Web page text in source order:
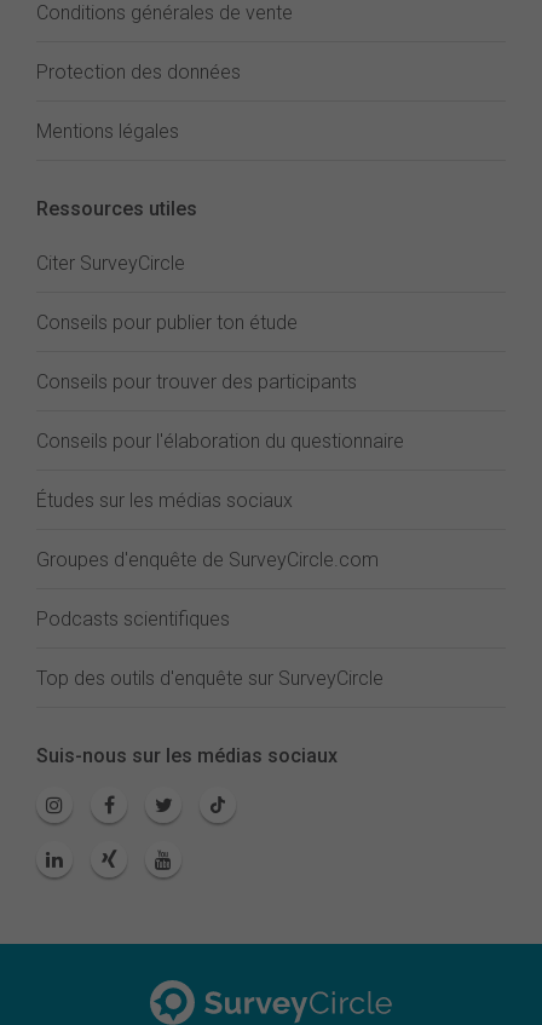
Conditions générales de vente
Protection des données
Mentions légales
Ressources utiles
Citer SurveyCircle
Conseils pour publier ton étude
Conseils pour trouver des participants
Conseils pour l'élaboration du questionnaire
Études sur les médias sociaux
Groupes d'enquête de SurveyCircle.com
Podcasts scientifiques
Top des outils d'enquête sur SurveyCircle
Suis-nous sur les médias sociaux